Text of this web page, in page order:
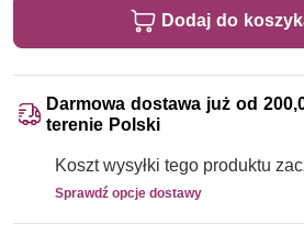
Dodaj do
Darmowa dostawa już od
terenie Polski
Koszt wysyłki tego produktu
Sprawdź opcje dostawy